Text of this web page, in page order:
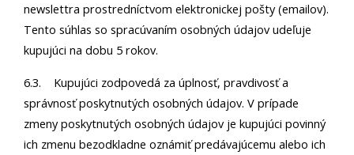
newslettra prostredníctvom elektronickej pošty (emailov).
Tento súhlas so spracúvaním osobných údajov udeľuje
kupujúci na dobu 5 rokov.
6.3. Kupujúci zodpovedá za úplnosť, pravdivosť a
správnosť poskytnutých osobných údajov. V prípade
zmeny poskytnutých osobných údajov je kupujúci povinný
ich zmenu bezodkladne oznámiť predávajúcemu alebo ich